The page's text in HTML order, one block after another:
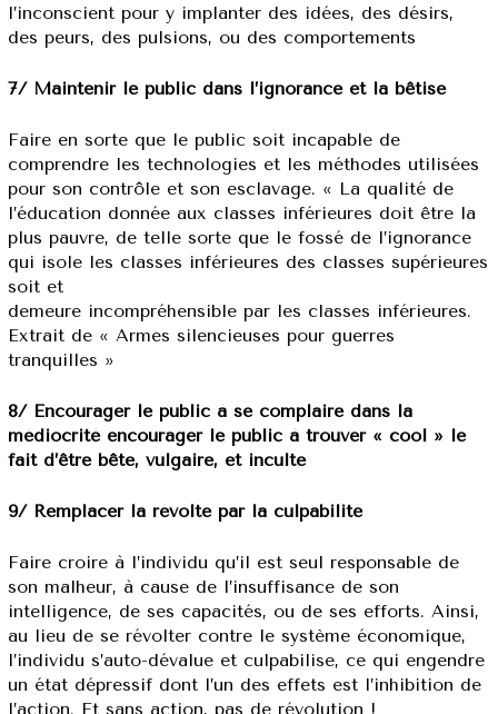
l’inconscient pour y implanter des idées, des désirs,
des peurs, des pulsions, ou des comportements
7/ Maintenir le public dans l’ignorance et la bêtise
Faire en sorte que le public soit incapable de
comprendre les technologies et les méthodes utilisées
pour son contrôle et son esclavage. « La qualité de
l’éducation donnée aux classes inférieures doit être la
plus pauvre, de telle sorte que le fossé de l’ignorance
qui isole les classes inférieures des classes supérieures
soit et
demeure incompréhensible par les classes inférieures.
Extrait de « Armes silencieuses pour guerres
tranquilles »
8/ Encourager le public à se complaire dans la
médiocrité encourager le public à trouver « cool » le
fait d’être bête, vulgaire, et inculte
9/ Remplacer la révolte par la culpabilité
Faire croire à l’individu qu’il est seul responsable de
son malheur, à cause de l’insuffisance de son
intelligence, de ses capacités, ou de ses efforts. Ainsi,
au lieu de se révolter contre le système économique,
l’individu s’auto-dévalue et culpabilise, ce qui engendre
un état dépressif dont l’un des effets est l’inhibition de
l’action. Et sans action, pas de révolution !